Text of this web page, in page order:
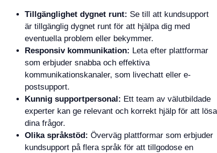
Tillgänglighet dygnet runt: Se till att kundsupport
är tillgänglig dygnet runt för att hjälpa dig med
eventuella problem eller bekymmer.
Responsiv kommunikation: Leta efter plattformar
som erbjuder snabba och effektiva
kommunikationskanaler, som livechatt eller e-
postsupport.
Kunnig supportpersonal: Ett team av välutbildade
experter kan ge relevant och korrekt hjälp för att lösa
dina frågor.
Olika språkstöd: Överväg plattformar som erbjuder
kundsupport på flera språk för att tillgodose en